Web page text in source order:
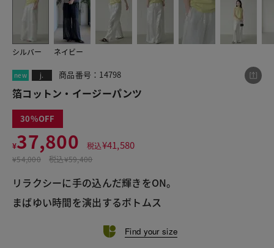
シルバー ネイビー
new j. 商品番号：14798
箔コットン・イージーパンツ
30
¥37,800 税込¥41,580
¥54,000 税込¥59,400
リラクシーに手の込んだ輝きをON。
Find your size
この商品をシェアする
箔コットン・イージーパンツ
¥37,800
税込¥41,580
LINE X メール